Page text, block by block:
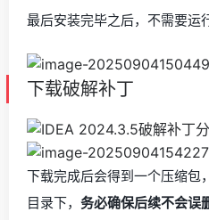
最后安装完毕之后，不需要运
下载破解补丁
下载完成后会得到一个压缩包
目录下， 务必确保后续不会误